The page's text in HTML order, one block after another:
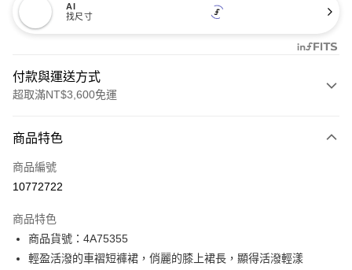
AI
找尺寸
付款與運送方式
超取滿NT$3,600免運
信用卡一次付款
信用卡分期付款
合作金庫商業銀行
華南商業銀行
上海商業儲蓄銀行
台北富邦商業銀行
超商取貨付款
LINE Pay
商品特色
商品編號
10772722
商品特色
商品貨號：4A75355
輕盈活潑的車褶短褲裙，俏麗的膝上裙長，顯得活潑輕漾